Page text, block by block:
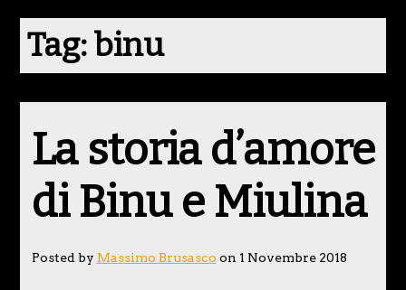
Tag:binu
La storia d’amore
di Binu e Miulina
Posted by Massimo Brusasco on 1 Novembre 2018